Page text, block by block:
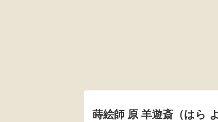
蒔絵師 原 羊遊斎（はら